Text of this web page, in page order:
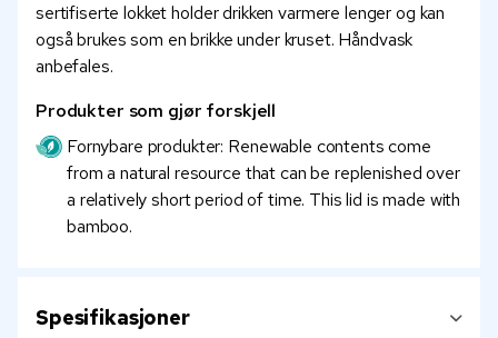
sertifiserte lokket holder drikken varmere lenger og kan
også brukes som en brikke under kruset. Håndvask
anbefales.
Produkter som gjør forskjell
Fornybare produkter: Renewable contents come
from a natural resource that can be replenished over
a relatively short period of time. This lid is made with
bamboo.
Spesifikasjoner